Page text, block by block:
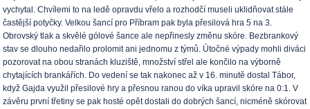
vychytal. Chvílemi to na ledě opravdu vřelo a rozhodčí museli uklidňovat stále
častější potyčky. Velkou šancí pro Příbram pak byla přesilová hra 5 na 3.
Obrovský tlak a skvělé gólové šance ale nepřinesly změnu skóre. Bezbrankový
stav se dlouho nedařilo prolomit ani jednomu z týmů. Útočné výpady mohli diváci
pozorovat na obou stranách kluziště, množství střel ale končilo na výborně
chytajících brankářích. Do vedení se tak nakonec až v 16. minutě dostal Tábor,
když Gajda využil přesilové hry a přesnou ranou do víka upravil skóre na 0:1. V
závěru první třetiny se pak hosté opět dostali do dobrých šancí, nicméně skórovat